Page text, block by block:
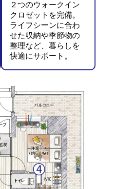
２つのウォークイン
クロゼットを完備。
ライフシーンに合わ
せた収納や季節物の
整理など、暮らしを
快適にサポート。